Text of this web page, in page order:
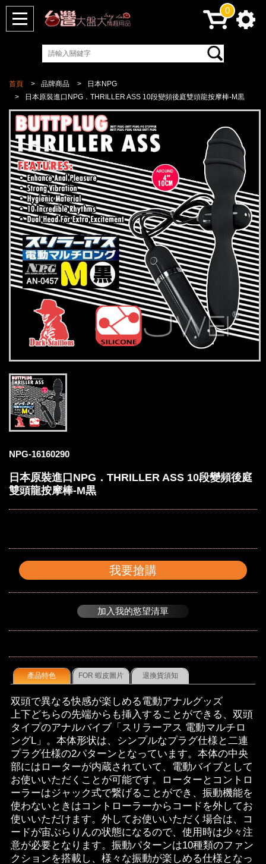
首頁 品牌商品
日本NPG
日本原裝進口NPG．THRILLER ASS 10段變頻後庭雙頭龍按摩棒-M黒
NPG-16160290
日本原裝進口NPG．THRILLER ASS 10段變頻後庭
雙頭龍按摩棒-M黒
我要搶購
加入我的慾望清單
產品特色 FOR 蝦皮圖片 退換貨須知
双頭で異なる快感が楽しめる電動アナルグッズ
上下どちらの先端からも挿入することができる、双頭
タイプのアナルバイブ「スリラーアス 電動マルチロ
ングL」。本体形状は、シンプルなプラグ仕様と二連
プラグ仕様の2パターンとなっています。本体の中央
部にはローターが内蔵されていて、電動バイブとして
お使いいただくことが可能です。ローターとコントロ
ーラーはジャック式で繋げることができ、振動機能を
使わないときはコントローラーからコードを外してお
使いいただけます。外してお使いいただく場合は、コ
ードが宙ぶらりんの状態になるので、使用時は少々注
意が必要となります。振動パターンは10種類のファン
クションを搭載し、様々な振動が楽しめる仕様となっ
0